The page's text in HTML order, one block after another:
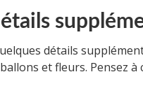
détails
et fleurs. Pensez